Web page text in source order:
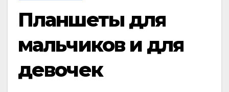
Планшеты для
мальчиков и для
девочек